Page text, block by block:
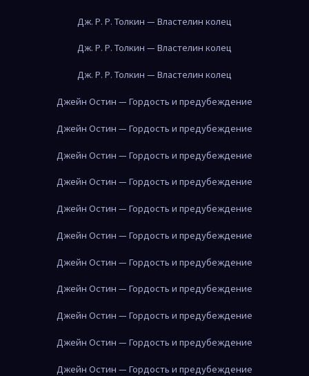
Дж. Р. Р. Толкин — Властелин колец
Дж. Р. Р. Толкин — Властелин колец
Дж. Р. Р. Толкин — Властелин колец
Джейн Остин — Гордость и предубеждение
Джейн Остин — Гордость и предубеждение
Джейн Остин — Гордость и предубеждение
Джейн Остин — Гордость и предубеждение
Джейн Остин — Гордость и предубеждение
Джейн Остин — Гордость и предубеждение
Джейн Остин — Гордость и предубеждение
Джейн Остин — Гордость и предубеждение
Джейн Остин — Гордость и предубеждение
Джейн Остин — Гордость и предубеждение
Джейн Остин — Гордость и предубеждение